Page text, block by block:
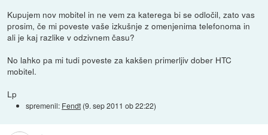
Kupujem nov mobitel in ne vem za katerega bi se odločil, zato vas
prosim, če mi poveste vaše izkušnje z omenjenima telefonoma in
ali je kaj razlike v odzivnem času?
No lahko pa mi tudi poveste za kakšen primerljiv dober HTC
mobitel.
Lp
spremenil: Fendt (9. sep 2011 ob 22:22)